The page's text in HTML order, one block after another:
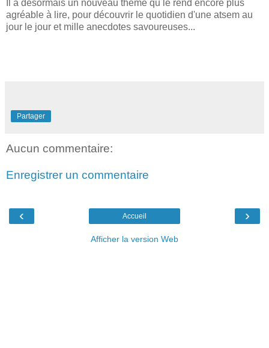
Il a désormais un nouveau thème qu le rend encore plus
agréable à lire, pour découvrir le quotidien d'une atsem au
jour le jour et mille anecdotes savoureuses...
Partager
Aucun commentaire:
Enregistrer un commentaire
‹ ›
Accueil
Afficher la version Web